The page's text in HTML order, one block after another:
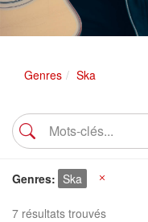
Genres Ska
Genres Ska
7 résultats trouvés